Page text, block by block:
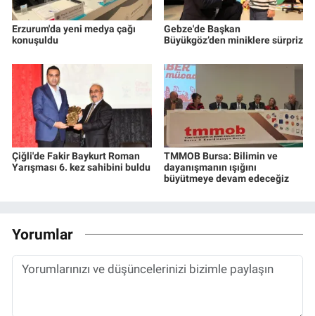
Erzurum'da yeni medya çağı
konuşuldu
Gebze'de Başkan
Büyükgöz’den miniklere sürpriz
Çiğli'de Fakir Baykurt Roman
Yarışması 6. kez sahibini buldu
TMMOB Bursa: Bilimin ve
dayanışmanın ışığını
büyütmeye devam edeceğiz
Yorumlar